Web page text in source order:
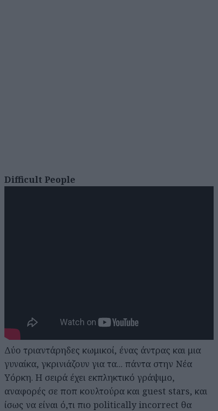
Difficult People
Δύο τριαντάρηδες κωμικοί, ένας άντρας και μια
γυναίκα, γκρινιάζουν για τα... πάντα στην Νέα
Υόρκη. Η σειρά έχει εκπληκτικό γράψιμο,
αναφορές σε ποπ κουλτούρα και guest stars, και
ίσως να είναι ό,τι πιο politically incorrect θα